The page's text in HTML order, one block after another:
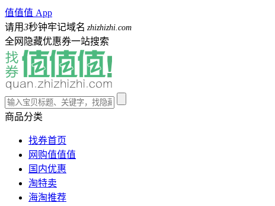
值值值 App
请用3秒钟牢记域名 zhizhizhi.com
全网隐藏优惠券一站搜索
商品分类
找券首页
网购值值值
国内优惠
淘特卖
海淘推荐